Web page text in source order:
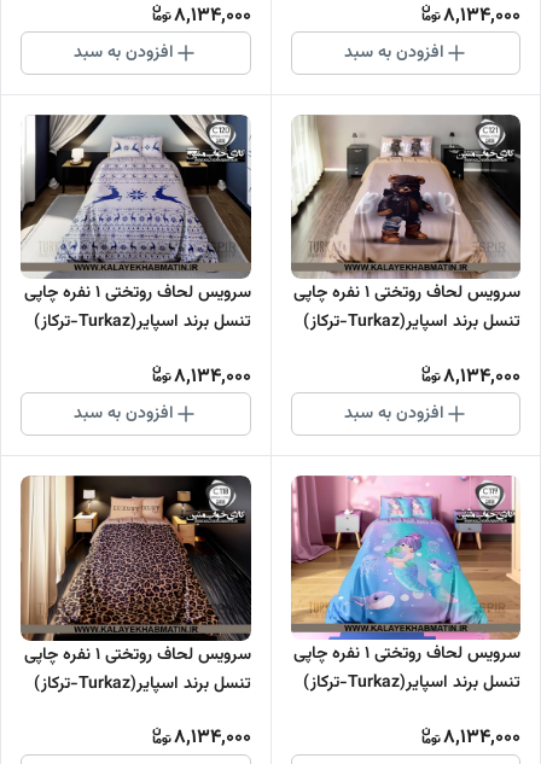
8,134,000
افزودن به سبد
8,134,000
افزودن به سبد
سرویس لحاف روتختی 1 نفره چاپی
تنسل برند اسپایر(Turkaz-ترکاز)
8,134,000
افزودن به سبد
سرویس لحاف روتختی 1 نفره چاپی
تنسل برند اسپایر(Turkaz-ترکاز)
8,134,000
افزودن به سبد
سرویس لحاف روتختی 1 نفره چاپی
تنسل برند اسپایر(Turkaz-ترکاز)
8,134,000
سرویس لحاف روتختی 1 نفره چاپی
تنسل برند اسپایر(Turkaz-ترکاز)
8,134,000